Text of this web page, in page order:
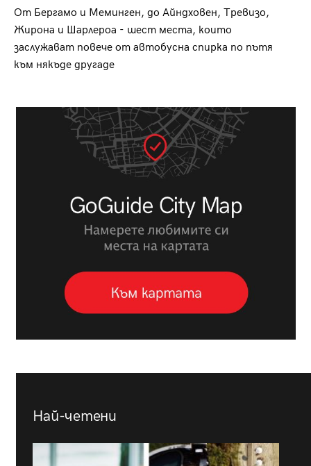
От Бергамо и Меминген, до Айндховен, Тревизо,
Жирона и Шарлероа - шест места, които
заслужават повече от автобусна спирка по пътя
към някъде другаде
Най-четени